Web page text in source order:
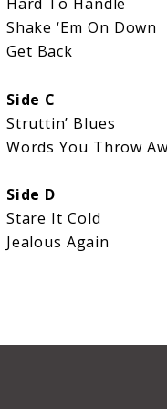
Shake ‘Em On Down
Get Back
Side C
Struttin’ Blues
Words You Throw
Side D
Stare It Cold
Jealous Again